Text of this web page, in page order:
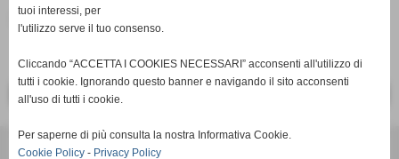
inserisci un nuovo commento
<< PRECEDENTE
tuoi interessi, per
l'utilizzo serve il tuo consenso.
Cliccando “ACCETTA I COOKIES NECESSARI” acconsenti all'utilizzo di
tutti i cookie. Ignorando questo banner e navigando il sito acconsenti
all'uso di tutti i cookie.
Per saperne di più consulta la nostra Informativa Cookie.
Cookie Policy - Privacy Policy